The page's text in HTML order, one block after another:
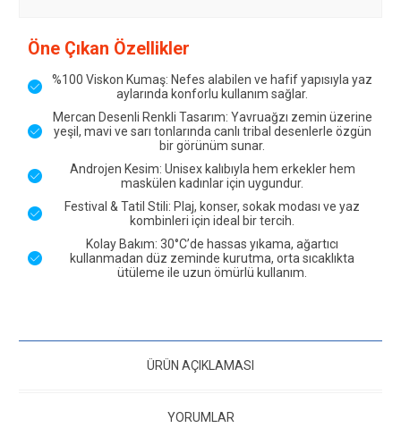
Öne Çıkan Özellikler
%100 Viskon Kumaş: Nefes alabilen ve hafif yapısıyla yaz
aylarında konforlu kullanım sağlar.
Mercan Desenli Renkli Tasarım: Yavruağzı zemin üzerine
yeşil, mavi ve sarı tonlarında canlı tribal desenlerle özgün
bir görünüm sunar.
Androjen Kesim: Unisex kalıbıyla hem erkekler hem
maskülen kadınlar için uygundur.
Festival & Tatil Stili: Plaj, konser, sokak modası ve yaz
kombinleri için ideal bir tercih.
Kolay Bakım: 30°C’de hassas yıkama, ağartıcı
kullanmadan düz zeminde kurutma, orta sıcaklıkta
ütüleme ile uzun ömürlü kullanım.
ÜRÜN AÇIKLAMASI
YORUMLAR